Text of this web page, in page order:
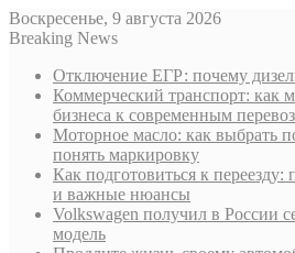
Воскресенье, 9 августа 2026
Breaking News
Отключение ЕГР: почему
Коммерческий транспорт: как
бизнеса к современным
Моторное масло: как выбрать
понять маркировку
Как подготовиться к
и важные нюансы
Volkswagen получил в России
модель